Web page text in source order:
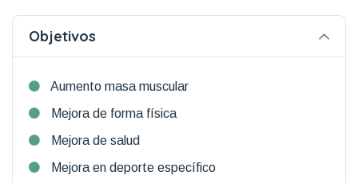
Objetivos
Aumento masa muscular
Mejora de forma física
Mejora de salud
Mejora en deporte específico